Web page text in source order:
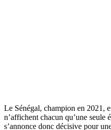
Le Sénégal, champion en 2021,
n’affichent chacun qu’une
s’annonce donc décisive pour